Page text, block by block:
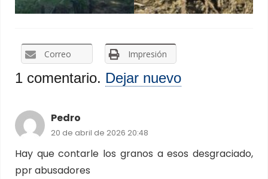
Correo Impresión
1 comentario. Dejar nuevo
Pedro
20 de abril de 2026 20:48
Hay que contarle los granos a esos desgraciado,
ppr abusadores